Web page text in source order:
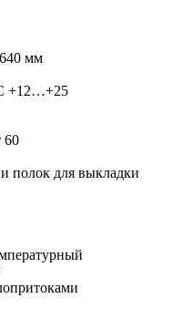
мм
+12…+25
60
полок для выкладки